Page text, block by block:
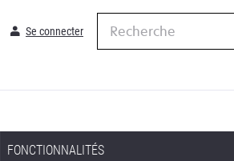
Se connecter
Recherche
FONCTIONNALITÉS